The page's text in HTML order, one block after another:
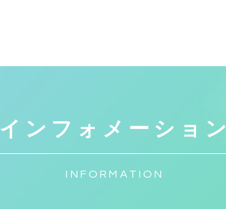
インフォメーション
INFORMATION